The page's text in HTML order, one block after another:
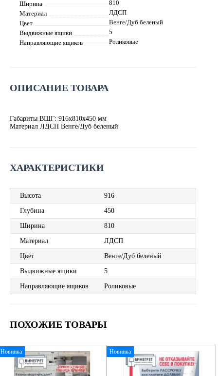
Ширина
810
Материал
ЛДСП
Цвет
Венге/Дуб беленый
Выдвижные ящики
5
Направляющие ящиков
Роликовые
ОПИСАНИЕ ТОВАРА
Габариты ВШГ: 916х810х450 мм
Материал ЛДСП Венге/Дуб беленый
ХАРАКТЕРИСТИКИ
Высота 916
Глубина 450
Ширина 810
Материал ЛДСП
Цвет Венге/Дуб беленый
Выдвижные ящики 5
Направляющие ящиков Роликовые
ПОХОЖИЕ ТОВАРЫ
Новинка Новинка